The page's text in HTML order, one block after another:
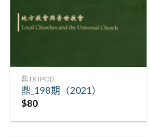
鼎TRIPOD
鼎_198期（2021）
$80